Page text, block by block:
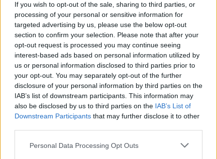
If you wish to opt-out of the sale, sharing to third parties, or
processing of your personal or sensitive information for
targeted advertising by us, please use the below opt-out
section to confirm your selection. Please note that after your
opt-out request is processed you may continue seeing
interest-based ads based on personal information utilized by
us or personal information disclosed to third parties prior to
your opt-out. You may separately opt-out of the further
disclosure of your personal information by third parties on the
IAB’s list of downstream participants. This information may
also be disclosed by us to third parties on the IAB’s List of
Downstream Participants that may further disclose it to other
Please note that this website/app uses one or more Google
Personal Data Processing Opt Outs
Οι πολέμιοι της πρότασης εκφράζουν ανησυχία
για μια πιθανή ρήξη με την ΕΕ που θα προκαλούσε
η νομική επιβολή ορίου στη μετανάστευση, ενώ
ειδικευμένους εργάτες.